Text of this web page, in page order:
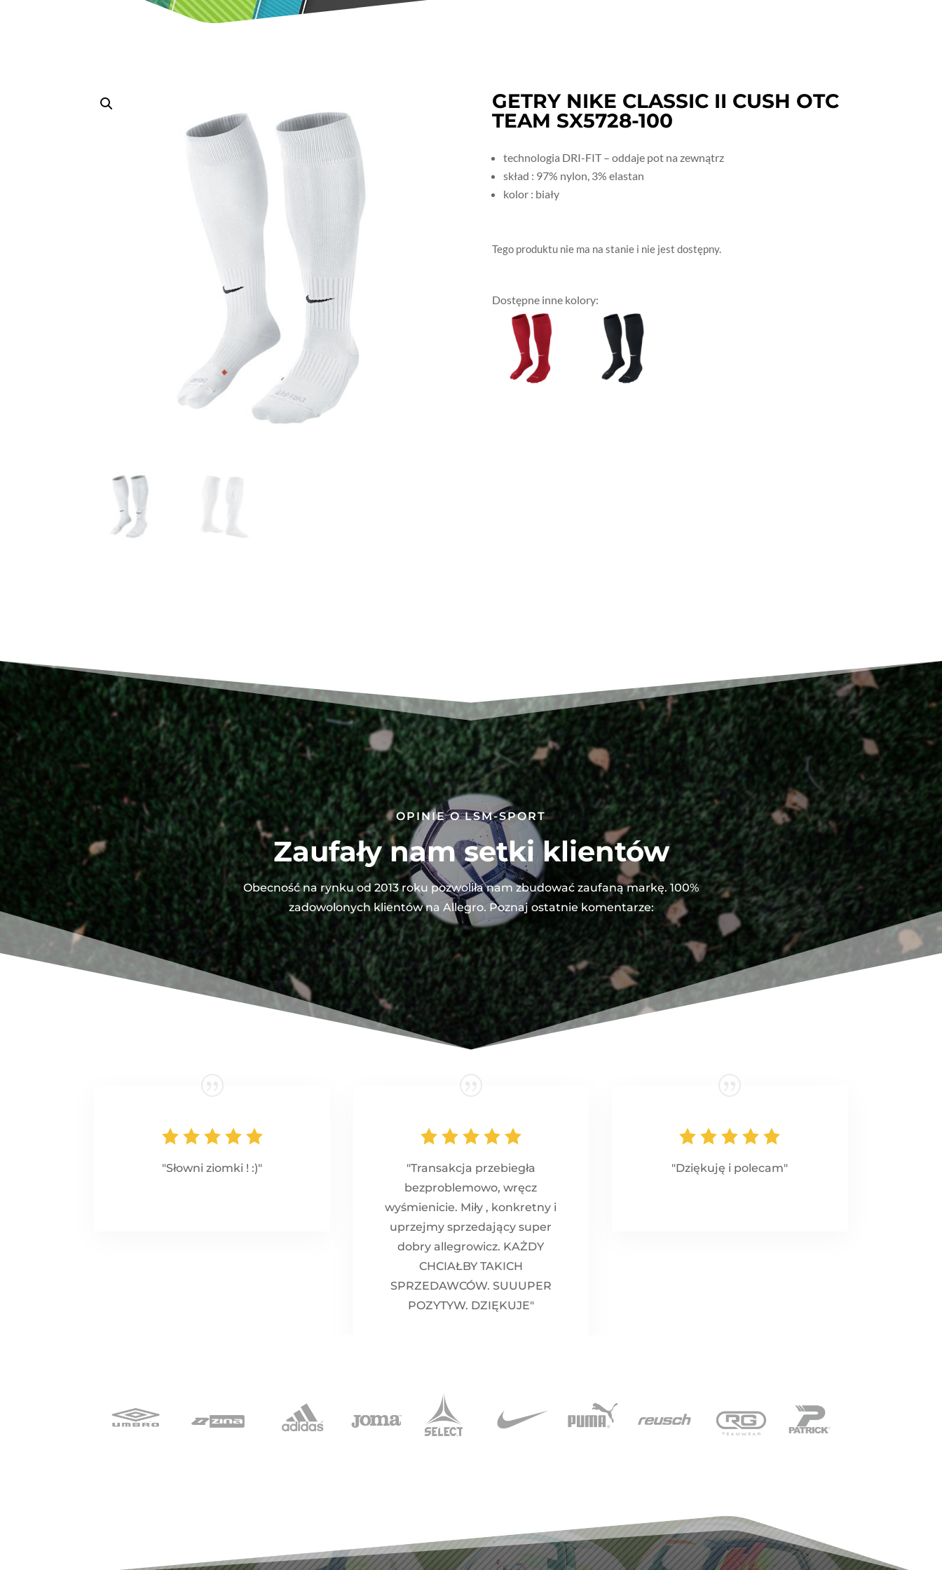
GETRY NIKE CLASSIC II CUSH OTC
TEAM SX5728-100
technologia DRI-FIT – oddaje pot na zewnątrz
skład : 97% nylon, 3% elastan
kolor : biały
Tego produktu nie ma na stanie i nie jest dostępny.
OPINIE O LSM-SPORT
Zaufały nam setki klientów
Obecność na rynku od 2013 roku pozwoliła nam zbudować zaufaną markę. 100%
zadowolonych klientów na Allegro. Poznaj ostatnie komentarze:
"Słowni ziomki ! :)"
"Transakcja przebiegła
bezproblemowo, wręcz
wyśmienicie. Miły , konkretny i
uprzejmy sprzedający super
dobry allegrowicz. KAŻDY
CHCIAŁBY TAKICH
SPRZEDAWCÓW. SUUUPER
POZYTYW. DZIĘKUJE"
"Dziękuję i polecam"